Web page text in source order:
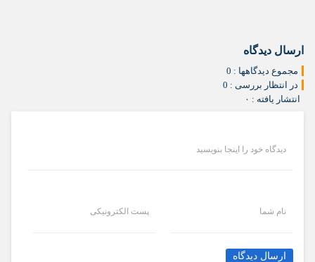
ارسال دیدگاه
مجموع دیدگاهها : 0
در انتظار بررسی : 0
انتشار یافته : ۰
دیدگاه خود را اینجا بنویسید
نام شما پست الکترونیکی
ارسال دیدگاه